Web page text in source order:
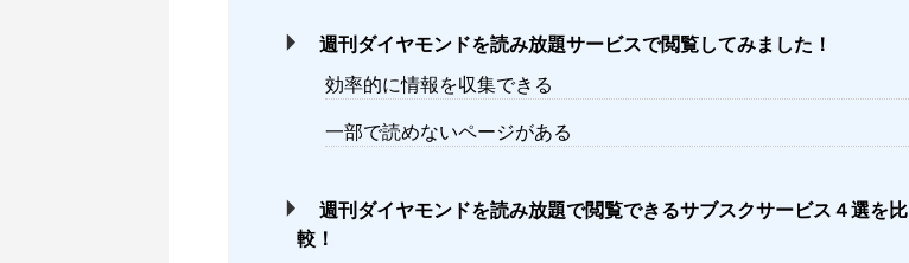
週刊ダイヤモンドを読み放題サービスで閲覧してみました！
効率的に情報を収集できる
一部で読めないページがある
週刊ダイヤモンドを読み放題で閲覧できるサブスクサービス４選を比
較！